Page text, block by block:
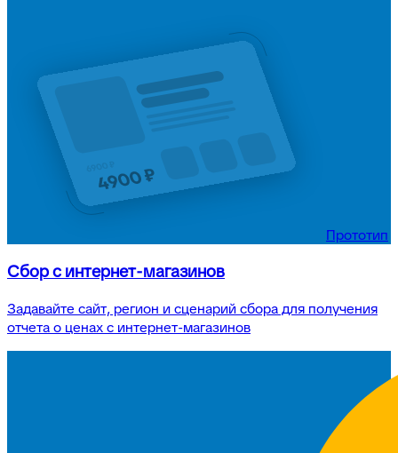
Прототип
Сбор с интернет-магазинов
Задавайте сайт, регион и сценарий сбора для получения
отчета о ценах с интернет-магазинов